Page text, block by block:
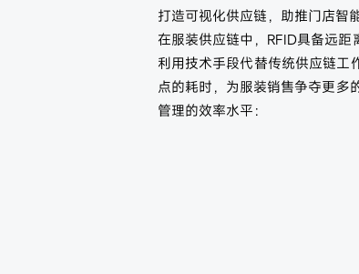
打造可视化供应链，助推门店智
在服装供应链中，RFID具备远
利用技术手段代替传统供应链工
点的耗时，为服装销售争夺更多
管理的效率水平：